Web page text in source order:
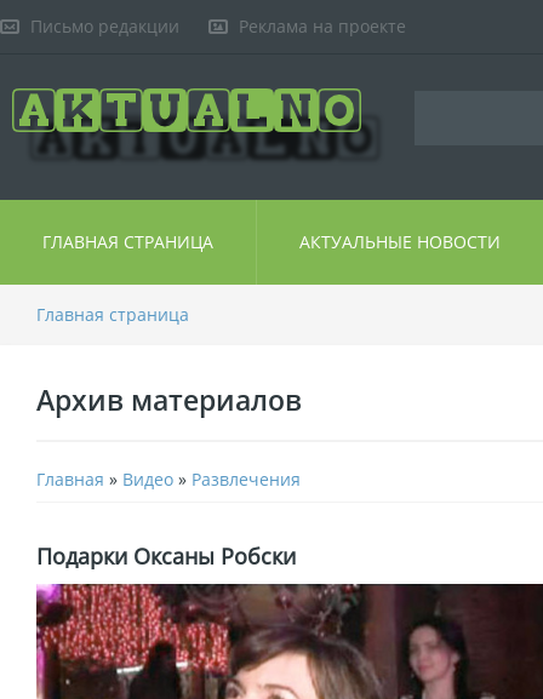
Письмо редакции Реклама на проекте
ГЛАВНАЯ СТРАНИЦА АКТУАЛЬНЫЕ НОВОСТИ
Главная страница
Архив материалов
Главная » Видео » Развлечения
Подарки Оксаны Робски